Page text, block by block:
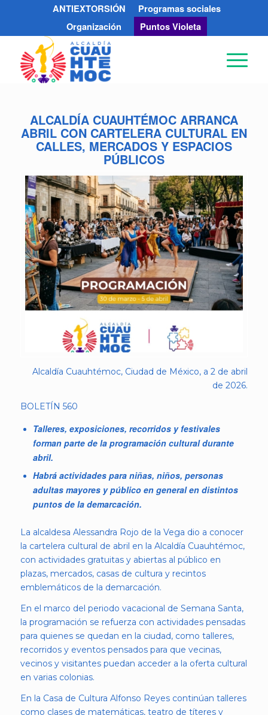
ANTIEXTORSIÓN
Programas sociales
Organización
Puntos Violeta
ALCALDÍA CUAUHTÉMOC ARRANCA
ABRIL CON CARTELERA CULTURAL EN
CALLES, MERCADOS Y ESPACIOS
PÚBLICOS
Alcaldía Cuauhtémoc, Ciudad de México, a 2 de abril
de 2026.
BOLETÍN 560
Talleres, exposiciones, recorridos y festivales
forman parte de la programación cultural durante
abril.
Habrá actividades para niñas, niños, personas
adultas mayores y público en general en distintos
puntos de la demarcación.
La alcaldesa Alessandra Rojo de la Vega dio a conocer
la cartelera cultural de abril en la Alcaldía Cuauhtémoc,
con actividades gratuitas y abiertas al público en
plazas, mercados, casas de cultura y recintos
emblemáticos de la demarcación.
En el marco del periodo vacacional de Semana Santa,
la programación se refuerza con actividades pensadas
para quienes se quedan en la ciudad, como talleres,
recorridos y eventos pensados para que vecinas,
vecinos y visitantes puedan acceder a la oferta cultural
en varias colonias.
En la Casa de Cultura Alfonso Reyes continúan talleres
como clases de matemáticas, teatro de títeres y